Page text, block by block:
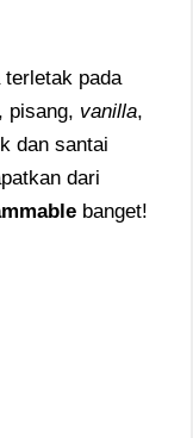
pada
pisang, vanilla,
dan santai
dari
banget!